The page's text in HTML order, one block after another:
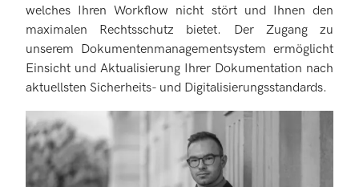
welches Ihren Workflow nicht stört und Ihnen den
maximalen Rechtsschutz bietet. Der Zugang zu
unserem Dokumentenmanagementsystem ermöglicht
Einsicht und Aktualisierung Ihrer Dokumentation nach
aktuellsten Sicherheits- und Digitalisierungsstandards.